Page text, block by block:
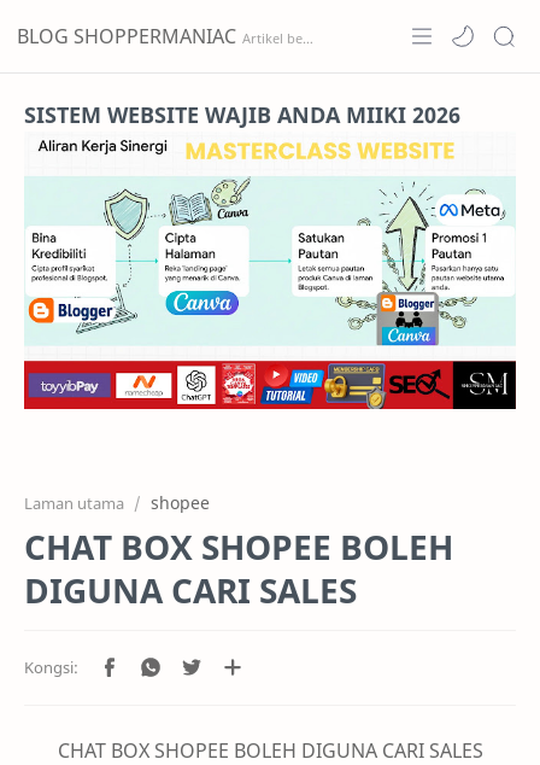
BLOG SHOPPERMANIAC
Projects
Features
Pricing
RTL Mode
SISTEM WEBSITE WAJIB ANDA MIIKI 2026
Laman utama shopee
CHAT BOX SHOPEE BOLEH
DIGUNA CARI SALES
CHAT BOX SHOPEE BOLEH DIGUNA CARI SALES